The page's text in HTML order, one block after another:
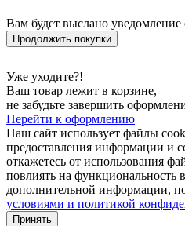
Вам будет выслано уведомление
Продолжить покупки
Уже уходите?!
Ваш товар лежит в корзине,
не забудьте завершить
Перейти к оформлению
Наш сайт использует файлы
предоставления информации и
откажетесь от использования
повлиять на функциональность
дополнительной информации,
условиями и политикой
Принять